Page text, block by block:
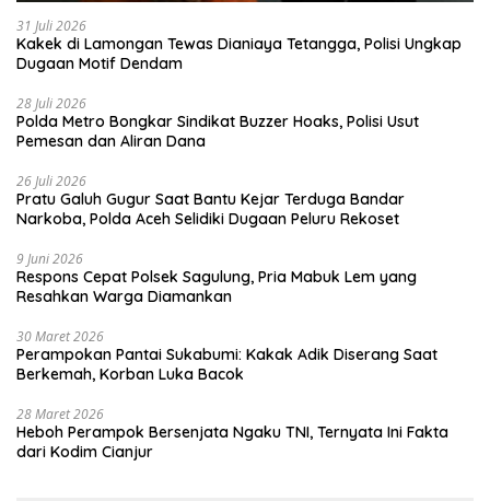
31 Juli 2026
Kakek di Lamongan Tewas Dianiaya Tetangga, Polisi Ungkap
Dugaan Motif Dendam
28 Juli 2026
Polda Metro Bongkar Sindikat Buzzer Hoaks, Polisi Usut
Pemesan dan Aliran Dana
26 Juli 2026
Pratu Galuh Gugur Saat Bantu Kejar Terduga Bandar
Narkoba, Polda Aceh Selidiki Dugaan Peluru Rekoset
9 Juni 2026
Respons Cepat Polsek Sagulung, Pria Mabuk Lem yang
Resahkan Warga Diamankan
30 Maret 2026
Perampokan Pantai Sukabumi: Kakak Adik Diserang Saat
Berkemah, Korban Luka Bacok
28 Maret 2026
Heboh Perampok Bersenjata Ngaku TNI, Ternyata Ini Fakta
dari Kodim Cianjur